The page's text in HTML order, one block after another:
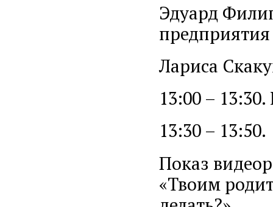
Эдуард
Лариса
13:00 –
13:30 – 13:50.
Показ
«Твоим